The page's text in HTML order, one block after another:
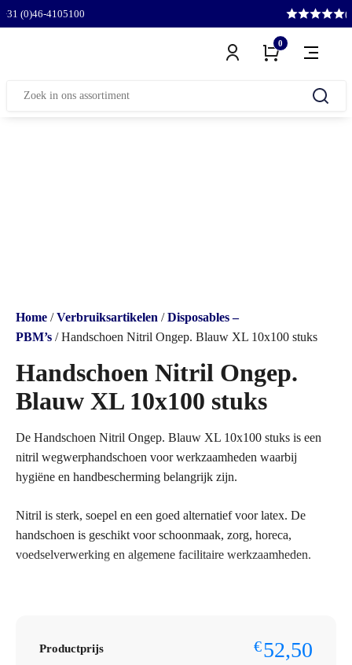
+31 (0)46-4105100
0
Zoeken
Home /Verbruiksartikelen /Disposables –
PBM’s / Handschoen Nitril Ongep. Blauw XL 10x100 stuks
Handschoen Nitril Ongep.
Blauw XL 10x100 stuks
De Handschoen Nitril Ongep. Blauw XL 10x100 stuks is een
nitril wegwerphandschoen voor werkzaamheden waarbij
hygiëne en handbescherming belangrijk zijn.
Nitril is sterk, soepel en een goed alternatief voor latex. De
handschoen is geschikt voor schoonmaak, zorg, horeca,
voedselverwerking en algemene facilitaire werkzaamheden.
mee over aantallen, voorraadbeheer en zakelijke prijsafspraken.
Productprijs €52,50